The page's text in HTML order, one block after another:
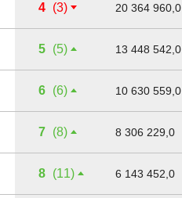
4 (3) 20 364 960,0
5 (5) 13 448 542,0
6 (6) 10 630 559,0
7 (8) 8 306 229,0
8 (11) 6 143 452,0